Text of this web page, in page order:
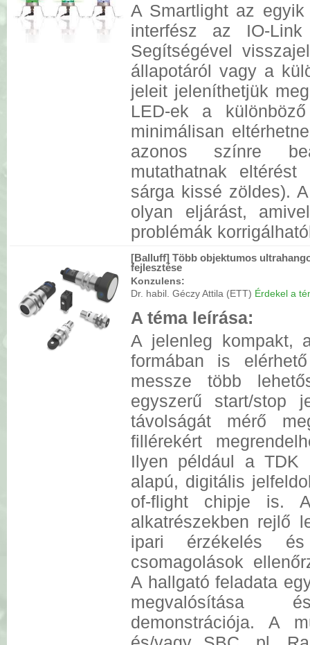
A Smartlight az egyik
interfész az IO-Link
Segítségével
állapotáról vagy a
jeleit jeleníthetjük
LED-ek a
minimálisan
azonos színre
mutathatnak
sárga kissé zöldes).
olyan eljárást,
problémák
[Balluff] Több objektumos
fejlesztése
Konzulens:
Dr. habil. Géczy Attila (ETT) Érdekel a
A téma leírása:
A jelenleg kompakt,
formában is
messze több
egyszerű start/stop
távolságát mérő
fillérekért
Ilyen például a TDK
alapú, digitális
of-flight chipje is.
alkatrészekben rejlő
ipari érzékelés
csomagolások
A hallgató feladata
megvalósítása
demonstrációja. A